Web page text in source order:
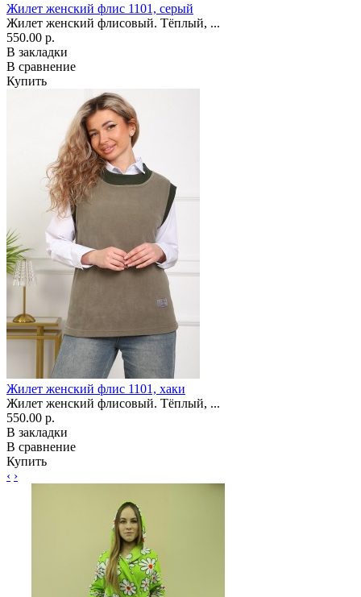
Жилет женский флис 1101, серый
Жилет женский флисовый. Тёплый, ...
550.00 р.
В закладки
В сравнение
Купить
Жилет женский флис 1101, хаки
Жилет женский флисовый. Тёплый, ...
550.00 р.
В закладки
В сравнение
Купить
‹ ›